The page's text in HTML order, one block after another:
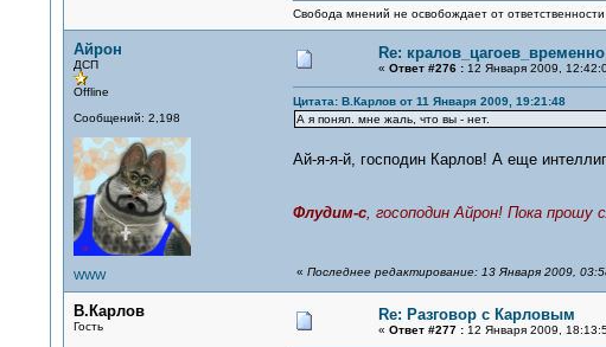
Свобода мнений не освобождает от ответственности
Айрон
ДСП
Offline
Сообщений: 2,198
WWW
Re: кралов_цагоев_временно
« Ответ #276 :12 Января 2009,
Цитата: В.Карлов от 11 Января 2009, 19:21:48
А я понял. мне жаль, что вы - нет.
Ай-я-я-й, господин Карлов! А еще
Флудим-с, госоподин Айрон! Пока
« Последнее редактирование: 13 Января 2009,
В.Карлов
Гость
Re: Разговор с Карловым
« Ответ #277 :12 Января 2009,